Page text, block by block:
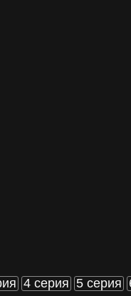
4 серия 5 серия